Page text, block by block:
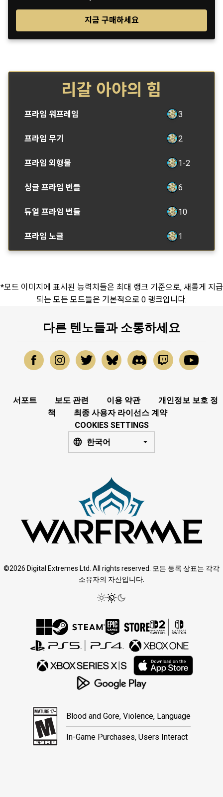
지금 구매하세요
리갈 아야의 힘
프라임 워프레임 3
프라임 무기 2
프라임 외형물 1-2
싱글 프라임 번들 6
듀얼 프라임 번들 10
프라임 노글 1
*모드 이미지에 표시된 능력치들은 최대 랭크 기준으로, 새롭게 지급
되는 모든 모드들은 기본적으로 0 랭크입니다.
다른 텐노들과 소통하세요
서포트 보도 관련 이용 약관
개인정보 보호 정
책
최종 사용자 라이선스 계약
COOKIES SETTINGS
한국어
©2026 Digital Extremes Ltd. All rights reserved. 모든 등록 상표는 각각
소유자의 자산입니다.
Blood and Gore, Violence, Language
In-Game Purchases, Users Interact